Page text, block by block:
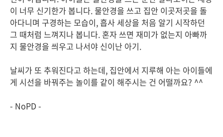
이 너무 신기한가 봅니다. 물안경을 쓰고 집안 이곳저곳을 돌
아다니며 구경하는 모습이, 흡사 세상을 처음 알기 시작하던
그 때처럼 느껴지나 봅니다. 혼자 쓰면 재미가 없는지 아빠까
지 물안경을 씌우고 나서야 신이난 아기.
날씨가 또 추워진다고 하는데, 집안에서 지루해 아는 아이들에
게 시선을 바꿔주는 놀이를 같이 해주시는 건 어떨까요? ^^
- NoPD -